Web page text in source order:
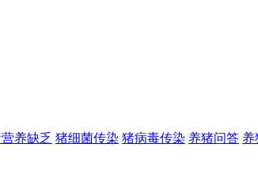
养缺乏 猪细菌传染 猪病毒传染 养猪问答 养